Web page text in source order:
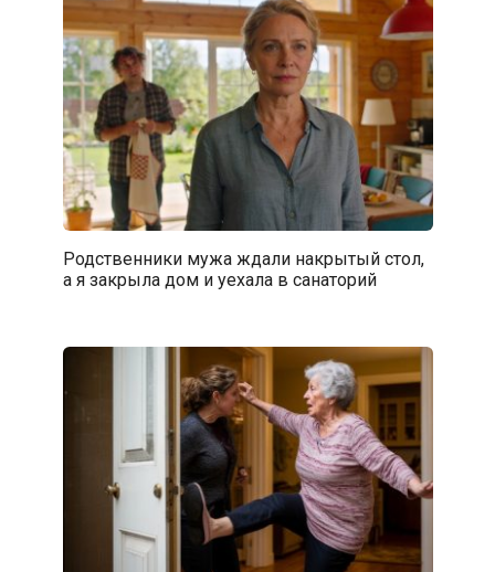
Родственники мужа ждали накрытый стол,
а я закрыла дом и уехала в санаторий